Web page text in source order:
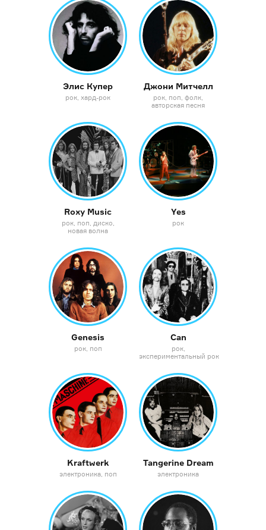
Элис Купер
рок хард-рок
Джони Митчелл
рок поп фолк
авторская песня
Roxy Music
рок поп диско
новая волна
Yes
рок
Genesis
рок поп
Can
рок
экспериментальный рок
Kraftwerk
электроника поп
Tangerine Dream
электроника